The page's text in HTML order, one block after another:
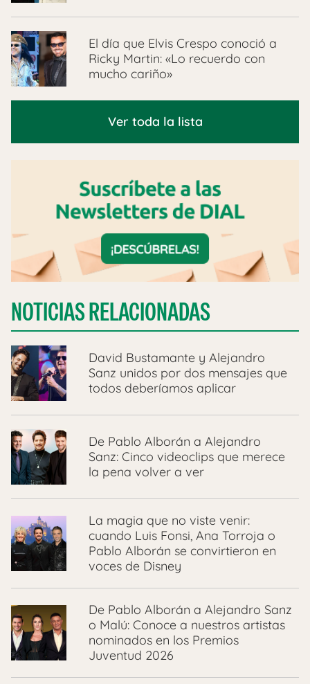
El día que Elvis Crespo conoció a
Ricky Martin: «Lo recuerdo con
mucho cariño»
Ver toda la lista
NOTICIAS RELACIONADAS
David Bustamante y Alejandro
Sanz unidos por dos mensajes que
todos deberíamos aplicar
De Pablo Alborán a Alejandro
Sanz: Cinco videoclips que merece
la pena volver a ver
La magia que no viste venir:
cuando Luis Fonsi, Ana Torroja o
Pablo Alborán se convirtieron en
voces de Disney
De Pablo Alborán a Alejandro Sanz
o Malú: Conoce a nuestros artistas
nominados en los Premios
Juventud 2026